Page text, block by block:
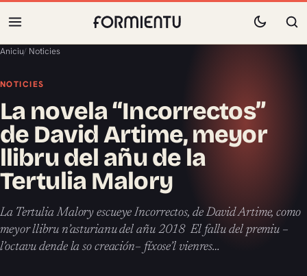
Aniciu/ Noticies
NOTICIES
La novela “Incorrectos”
de David Artime, meyor
llibru del añu de la
Tertulia Malory
La Tertulia Malory escueye Incorrectos, de David Artime, como
meyor llibru n’asturianu del añu 2018 El fallu del premiu –
l’octavu dende la so creación– fíxose’l vienres…